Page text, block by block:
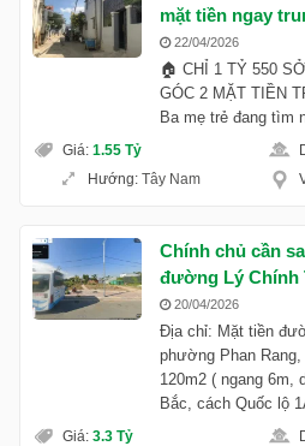
mặt tiền ngay
22/04/2026
🏠 CHỈ 1 TỶ 550
GÓC 2 MẶT TIỀN
Ba mẹ trẻ đang tìm
Giá: 1.55 Tỷ
Hướng: Tây Nam
Chính chủ cần
đường Lý Chính
20/04/2026
Địa chỉ: Mặt tiền
phường Phan
120m2 ( ngang 6m,
Bắc, cách Quốc lộ
Giá: 3.3 Tỷ